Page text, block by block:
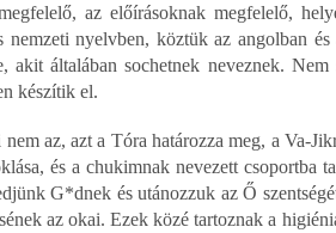
az előírásoknak megfelelő,
nemzeti nyelvben, köztük az angolban
akit általában sochetnek neveznek.
készítik el.
az, azt a Tóra határozza meg, a Va-
és a chukimnak nevezett csoportba
G*dnek és utánozzuk az Ő
az okai. Ezek közé tartoznak a